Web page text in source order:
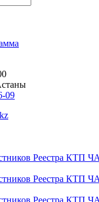
09
Реестра КТП
Реестра КТП